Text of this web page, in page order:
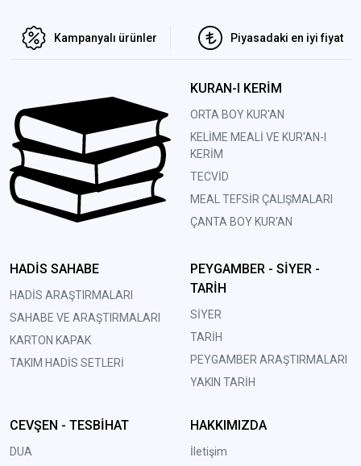
Kampanyalı ürünler Piyasadaki en iyi fiyat
KURAN-I KERİM
ORTA BOY KUR'AN
KELİME MEALİ VE KUR'AN-I
KERİM
TECVİD
MEAL TEFSİR ÇALIŞMALARI
ÇANTA BOY KUR'AN
HADİS SAHABE
HADİS ARAŞTIRMALARI
SAHABE VE ARAŞTIRMALARI
KARTON KAPAK
TAKIM HADİS SETLERİ
PEYGAMBER - SİYER -
TARİH
SİYER
TARİH
PEYGAMBER ARAŞTIRMALARI
YAKIN TARİH
CEVŞEN - TESBİHAT
DUA
HAKKIMIZDA
İletişim